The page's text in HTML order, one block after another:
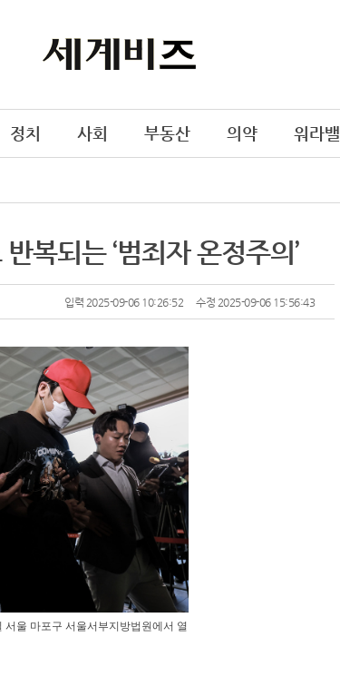
정치 사회 부동산 의약 워라밸
복되는 ‘범죄자 온정주의’
입력 2025-09-06 10:26:52 수정 2025-09-06 15:56:43
울 마포구 서울서부지방법원에서 열